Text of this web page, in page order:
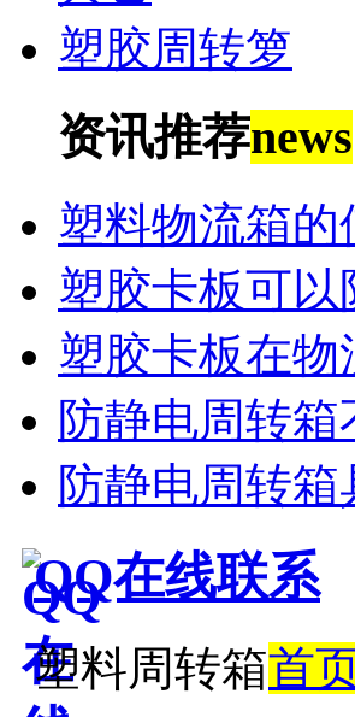
塑胶周转箩
资讯推荐news
塑料物流箱
塑胶卡板可
塑胶卡板在
防静电周转
防静电周转
QQ在线联系
塑料周转箱首